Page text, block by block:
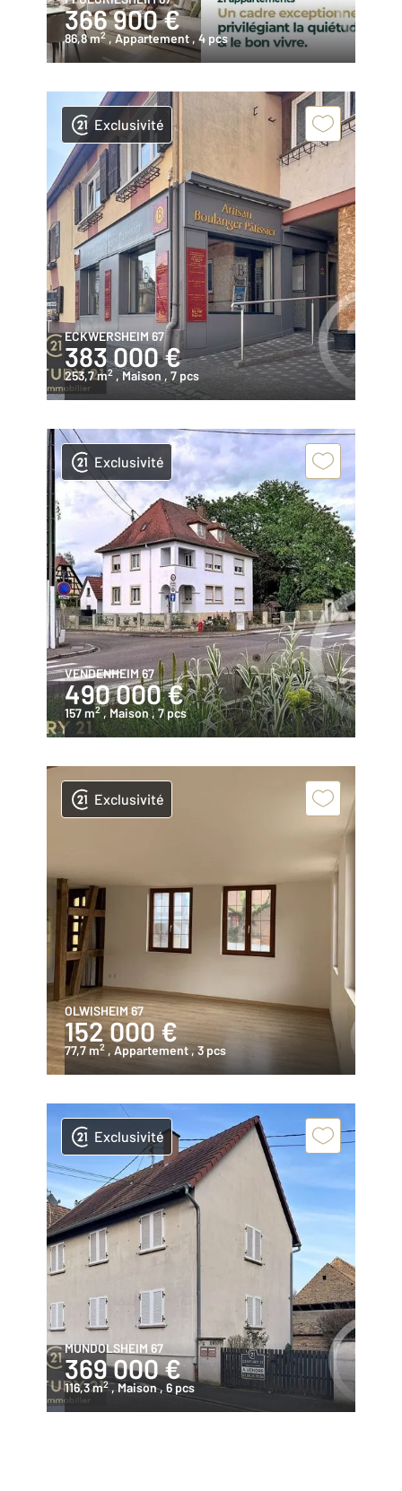
366 900 €
86,8 m2 , Appartement , 4 pcs
Exclusivité
ECKWERSHEIM 67
383 000 €
253,7 m2 , Maison , 7 pcs
Exclusivité
VENDENHEIM 67
490 000 €
157 m2 , Maison, 7 pcs
Exclusivité
OLWISHEIM 67
152 000 €
77,7 m2 , Appartement , 3 pcs
Exclusivité
MUNDOLSHEIM 67
369 000 €
116,3 m2 , Maison, 6 pcs